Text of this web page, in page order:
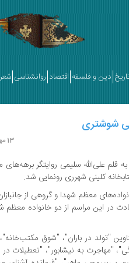
تاریخ دین و فلسفه اقتصاد روانشناسی شعر
شوشتری
13 مهر 1398
به قلم علی‌الله سلیمی روایتگر
کلینی شهرری رونمایی شد.
معظم شهدا و گروهی از جانبازان
در این مراسم از دو خانواده معظم
"تولد در باران"، "شوق
به نیشابور"، "تعطیلات در